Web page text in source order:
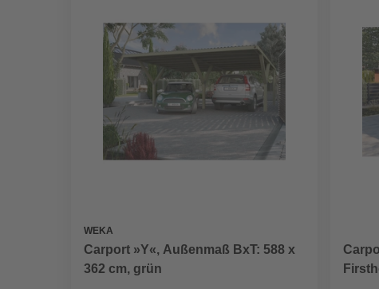
WEKA
Carport »Y«, Außenmaß BxT: 588 x
362 cm, grün